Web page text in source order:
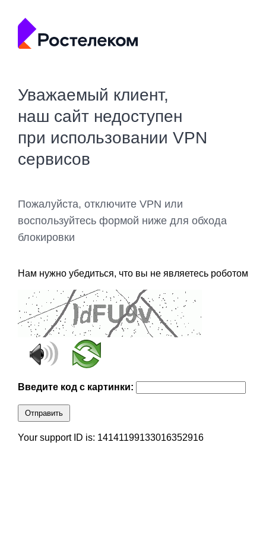
Уважаемый клиент,
наш сайт недоступен
при использовании VPN
сервисов
Пожалуйста, отключите VPN или
воспользуйтесь формой ниже для обхода
блокировки
Нам нужно убедиться, что вы не являетесь роботом
Введите код с картинки:
Отправить
Your support ID is: 14141199133016352916